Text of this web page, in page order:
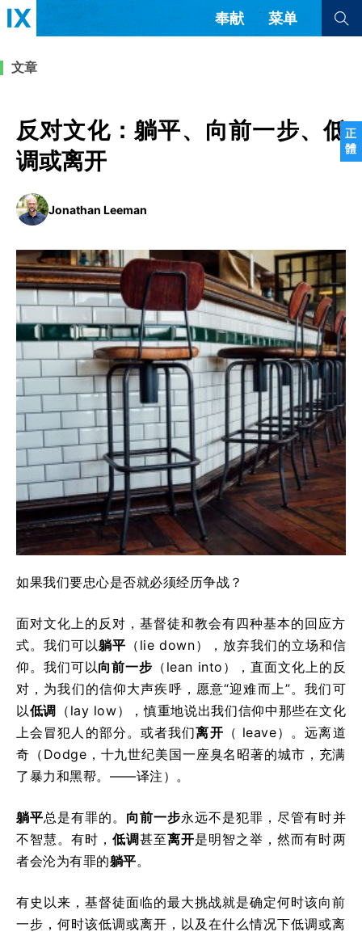
正
體
奉献 菜单
来信
教会带领
福音传讲与宣教 成员制与教会纪律
团契生活与祷告
查看全部
查看全部
西班牙语
葡萄牙语
俄语
乌兹别克语
达里语
波斯语
法语
罗马尼亚语
波兰语
越南语
意大利语
德语
韩语
土耳其语
阿拉伯语
阿尔巴尼亚语
塞尔维亚语 柬埔寨语
文章
反对文化：躺平、向前一步、低
调或离开
Jonathan Leeman
如果我们要忠心是否就必须经历争战？
面对文化上的反对，基督徒和教会有四种基本的回应方
式。我们可以躺平 （lie down），放弃我们的立场和信
仰。我们可以向前一步 （lean into），直面文化上的反
对，为我们的信仰大声疾呼，愿意“迎难而上”。我们可
以低调 （lay low），慎重地说出我们信仰中那些在文化
上会冒犯人的部分。或者我们离开 （ leave）。远离道
奇（Dodge，十九世纪美国一座臭名昭著的城市，充满
了暴力和黑帮。——译注）。
躺平总是有罪的。 向前一步永远不是犯罪，尽管有时并
不智慧。有时，低调甚至离开是明智之举，然而有时两
者会沦为有罪的躺平。
有史以来，基督徒面临的最大挑战就是确定何时该向前
一步，何时该低调或离开，以及在什么情况下低调或离